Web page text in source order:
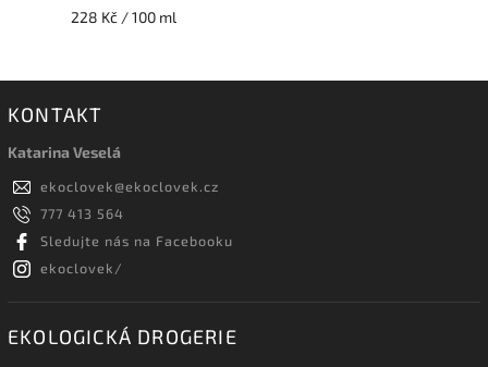
228 Kč / 100 ml
KONTAKT
Katarina Veselá
ekoclovek@ekoclovek.cz
777 413 564
Sledujte nás na Facebooku
ekoclovek/
EKOLOGICKÁ DROGERIE